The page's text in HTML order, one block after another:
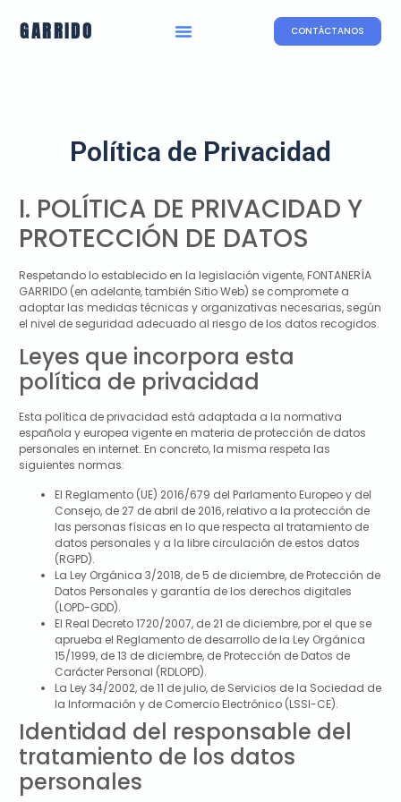
GARRIDO CONTÁCTANOS
Política de Privacidad
I. POLÍTICA DE PRIVACIDAD Y
PROTECCIÓN DE DATOS
Respetando lo establecido en la legislación vigente, FONTANERÍA
GARRIDO(en adelante, también Sitio Web) se compromete a
adoptar las medidas técnicas y organizativas necesarias, según
el nivel de seguridad adecuado al riesgo de los datos recogidos.
Leyes que incorpora esta
política de privacidad
Esta política de privacidad está adaptada a la normativa
española y europea vigente en materia de protección de datos
personales en internet. En concreto, la misma respeta las
siguientes normas:
El Reglamento (UE) 2016/679 del Parlamento Europeo y del
Consejo, de 27 de abril de 2016, relativo a la protección de
las personas físicas en lo que respecta al tratamiento de
datos personales y a la libre circulación de estos datos
(RGPD).
La Ley Orgánica 3/2018, de 5 de diciembre, de Protección de
Datos Personales y garantía de los derechos digitales
(LOPD-GDD).
El Real Decreto 1720/2007, de 21 de diciembre, por el que se
aprueba el Reglamento de desarrollo de la Ley Orgánica
15/1999, de 13 de diciembre, de Protección de Datos de
Carácter Personal (RDLOPD).
La Ley 34/2002, de 11 de julio, de Servicios de la Sociedad de
la Información y de Comercio Electrónico (LSSI-CE).
Identidad del responsable del
tratamiento de los datos
personales